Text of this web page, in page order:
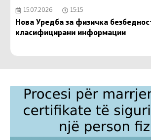
15.07.2026 15:15
Нова Уредба за физичка
класифицирани информации